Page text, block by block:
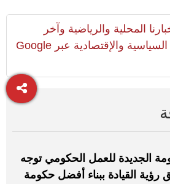
المحلية والرياضية وآخر
المستجدات السياسية والإقتصادية عبر Google
الجديدة للعمل الحكومي توجه
رؤية القيادة ببناء أفضل حكومة